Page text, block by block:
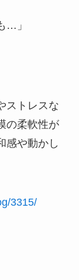
…」
ストレスな
の柔軟性が
感や動かし
3315/